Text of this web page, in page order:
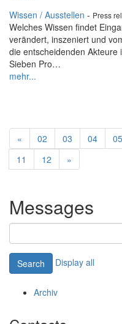
Wissen / Ausstellen - Press
Welches Wissen findet
verändert, inszeniert und
die entscheidenden Akteure
Sieben Pro…
mehr...
« 02 03 04 05
11
12 »
Messages
Search Display all
Archiv